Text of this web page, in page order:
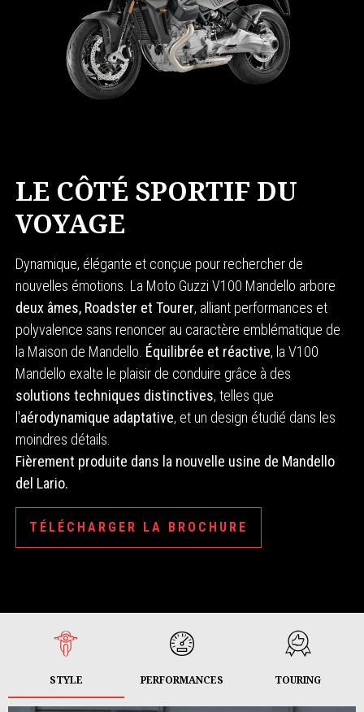
LE CÔTÉ SPORTIF DU
VOYAGE
Dynamique, élégante et conçue pour rechercher de
nouvelles émotions. La Moto Guzzi V100 Mandello arbore
deux âmes, Roadster et Tourer, alliant performances et
polyvalence sans renoncer au caractère emblématique de
la Maison de Mandello. Équilibrée et réactive, la V100
Mandello exalte le plaisir de conduire grâce à des
solutions techniques distinctives, telles que
l'aérodynamique adaptative, et un design étudié dans les
moindres détails.
Fièrement produite dans la nouvelle usine de Mandello
del Lario.
TÉLÉCHARGER LA BROCHURE
STYLE PERFORMANCES TOURING